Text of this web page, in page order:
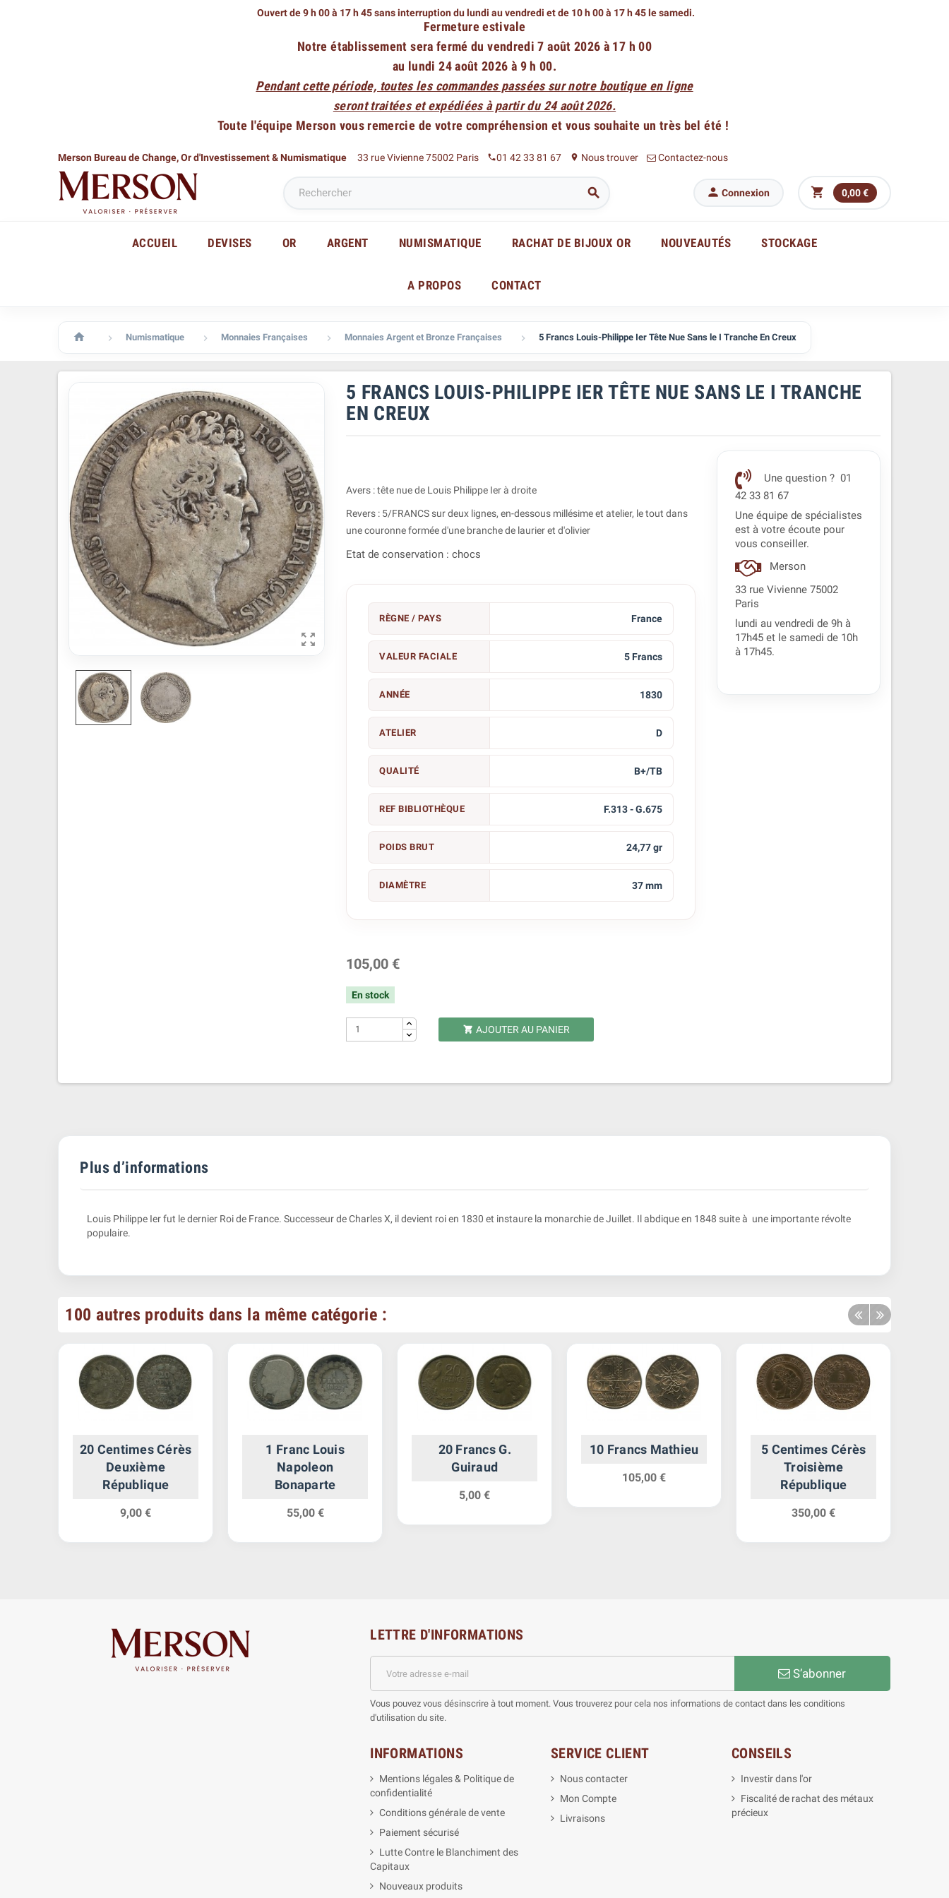
Ouvert de 9 h 00 à 17 h 45 sans interruption du lundi au vendredi et de 10 h 00 à 17 h 45 le samedi.
Fermeture estivale
Notre établissement sera fermé du vendredi 7 août 2026 à 17 h 00
au lundi 24 août 2026 à 9 h 00.
Pendant cette période, toutes les commandes passées sur notre boutique en ligne
seront traitées et expédiées à partir du 24 août 2026.
Toute l'équipe Merson vous remercie de votre compréhension et vous souhaite un très bel été !
Merson Bureau de Change, Or d'Investissement & Numismatique 33 rue Vivienne 75002 Paris phone01 42 33 81 67 place Nous trouver Contactez-nous
  Connexion  0,00 €
ACCUEIL DEVISES OR ARGENT NUMISMATIQUE RACHAT DE BIJOUX OR NOUVEAUTÉS STOCKAGE
A PROPOS CONTACT
  Numismatique  Monnaies Françaises  Monnaies Argent et Bronze Françaises  5 Francs Louis-Philippe Ier Tête Nue Sans le I Tranche En Creux

5 FRANCS LOUIS-PHILIPPE IER TÊTE NUE SANS LE I TRANCHE
EN CREUX
Avers : tête nue de Louis Philippe Ier à droite
Revers : 5/FRANCS sur deux lignes, en-dessous millésime et atelier, le tout dans
une couronne formée d'une branche de laurier et d'olivier
Etat de conservation : chocs
RÈGNE / PAYS France
VALEUR FACIALE 5 Francs
ANNÉE 1830
ATELIER D
QUALITÉ B+/TB
REF BIBLIOTHÈQUE F.313 - G.675
POIDS BRUT 24,77 gr
DIAMÈTRE 37 mm
105,00 €
En stock
 AJOUTER AU PANIER
Une question ? 01
42 33 81 67
Une équipe de spécialistes
est à votre écoute pour
vous conseiller.
Merson
33 rue Vivienne 75002
Paris
lundi au vendredi de 9h à
17h45 et le samedi de 10h
à 17h45.
Plus d’informations
Louis Philippe Ier fut le dernier Roi de France. Successeur de Charles X, il devient roi en 1830 et instaure la monarchie de Juillet. Il abdique en 1848 suite à une importante révolte
populaire.
100 autres produits dans la même catégorie :
20 Centimes Cérès
Deuxième
République
9,00 €
1 Franc Louis
Napoleon
Bonaparte
55,00 €
20 Francs G.
Guiraud
5,00 €
10 Francs Mathieu
105,00 €
5 Centimes Cérès
Troisième
République
350,00 €
LETTRE D'INFORMATIONS
S’abonner
Vous pouvez vous désinscrire à tout moment. Vous trouverez pour cela nos informations de contact dans les conditions
d'utilisation du site.
INFORMATIONS
Mentions légales & Politique de
confidentialité
Conditions générale de vente
Paiement sécurisé
Lutte Contre le Blanchiment des
Capitaux
Nouveaux produits
SERVICE CLIENT
Nous contacter
Mon Compte
Livraisons
CONSEILS
Investir dans l'or
Fiscalité de rachat des métaux
précieux